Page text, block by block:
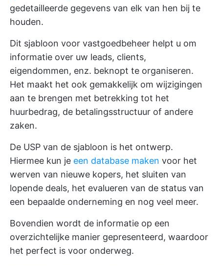
gedetailleerde gegevens van elk van hen bij te
houden.
Dit sjabloon voor vastgoedbeheer helpt u om
informatie over uw leads, clients,
eigendommen, enz. beknopt te organiseren.
Het maakt het ook gemakkelijk om wijzigingen
aan te brengen met betrekking tot het
huurbedrag, de betalingsstructuur of andere
zaken.
De USP van de sjabloon is het ontwerp.
Hiermee kun je een database maken voor het
werven van nieuwe kopers, het sluiten van
lopende deals, het evalueren van de status van
een bepaalde onderneming en nog veel meer.
Bovendien wordt de informatie op een
overzichtelijke manier gepresenteerd, waardoor
het perfect is voor onderweg.